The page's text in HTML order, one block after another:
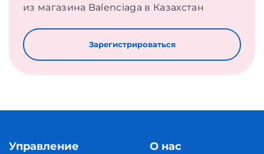
из магазина Balenciaga в Казахстан
Зарегистрироваться
Управление
О нас